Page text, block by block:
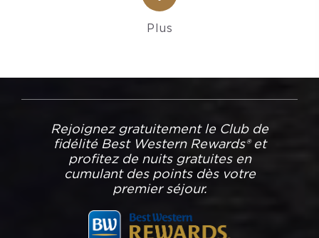
Plus
Rejoignez gratuitement le Club de
fidélité Best Western Rewards® et
profitez de nuits gratuites en
cumulant des points dès votre
premier séjour.